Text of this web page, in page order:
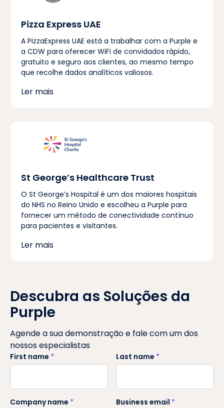
Pizza Express UAE
A PizzaExpress UAE está a trabalhar com a Purple e
a CDW para oferecer WiFi de convidados rápido,
gratuito e seguro aos clientes, ao mesmo tempo
que recolhe dados analíticos valiosos.
Ler mais
St George’s Healthcare Trust
O St George’s Hospital é um dos maiores hospitais
do NHS no Reino Unido e escolheu a Purple para
fornecer um método de conectividade contínuo
para pacientes e visitantes.
Ler mais
Descubra as Soluções da
Purple
Agende a sua demonstração e fale com um dos
nossos especialistas
First name * Last name *
Company name * Business email *